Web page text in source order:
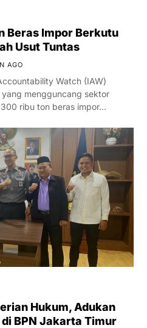
Beras Impor Berkutu
Usut Tuntas
AGO
Watch (IAW)
mengguncang sektor
ribu ton beras impor…
Hukum, Adukan
BPN Jakarta Timur